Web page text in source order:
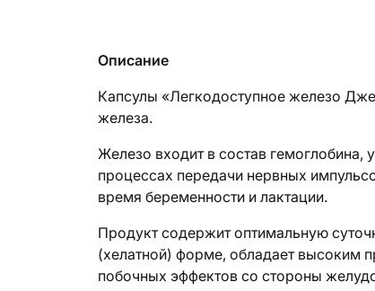
Описание
Капсулы «Легкодоступное железо
железа.
Железо входит в состав гемоглобина,
процессах передачи нервных
время беременности и лактации.
Продукт содержит оптимальную
(хелатной) форме, обладает высоким
побочных эффектов со стороны